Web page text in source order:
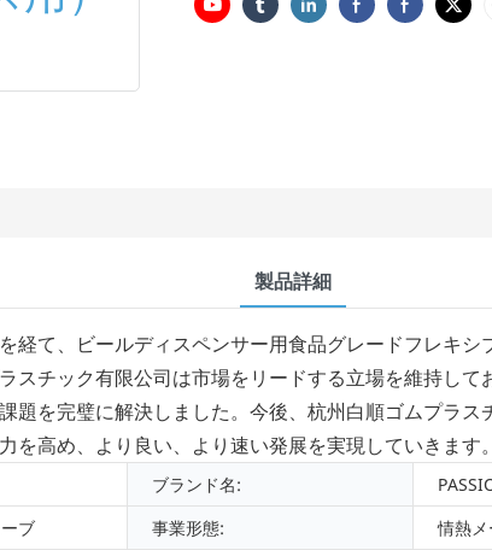
製品詳細
経て、ビールディスペンサー用食品グレードフレキ
スチック有限公司は市場をリードする立場を維持し
題を完璧に解決しました。今後、杭州白順ゴムプラ
高め、より良い、より速い発展を実現していきます。
ブランド名:
ブ 事業形態:
情熱